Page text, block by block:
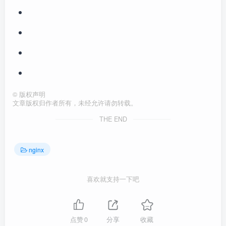
© 版权声明
文章版权归作者所有，未经允许请勿转载。
THE END
nginx
喜欢就支持一下吧
点赞0 分享 收藏